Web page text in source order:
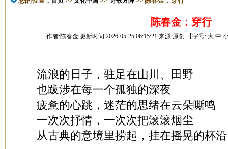
陈春金：穿行
作者:陈春金 更新时间:2026-05-25 06:15:21 来源:原创 【字号: 大 中
流浪的日子，驻足在山川、田野
也跋涉在每一个孤独的深夜
疲惫的心跳，迷茫的思绪在云朵嘶鸣
一次次抒情，一次次把滚滚烟尘
从古典的意境里捞起，挂在摇晃的杯沿